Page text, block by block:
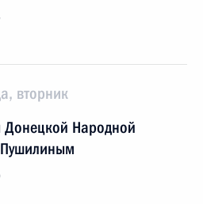
вторник
Донецкой Народной